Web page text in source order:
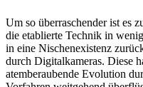
Um so überraschender ist es
die etablierte Technik in
in eine Nischenexistenz
durch Digitalkameras. Diese
atemberaubende Evolution